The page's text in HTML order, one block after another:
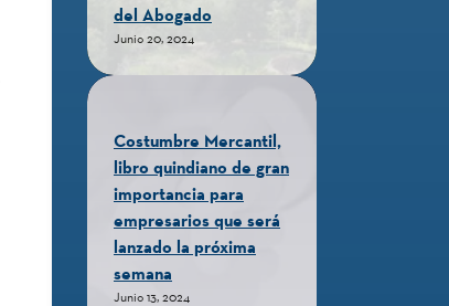
del Abogado
Junio 20, 2024
Costumbre Mercantil,
libro quindiano de gran
importancia para
empresarios que será
lanzado la próxima
semana
Junio 13, 2024